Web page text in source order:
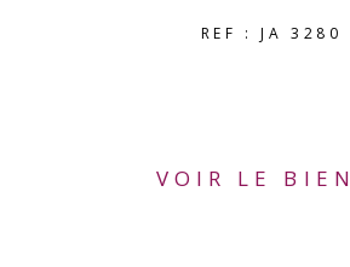
REF : JA 3280
VOIR LE BIEN